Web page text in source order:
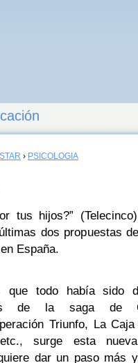
› PSICOLOGÍA
tus hijos?”
dos propuestas
España.
que todo había sido
de la saga de
Triunfo, La Caja
surge esta nueva
dar un paso más